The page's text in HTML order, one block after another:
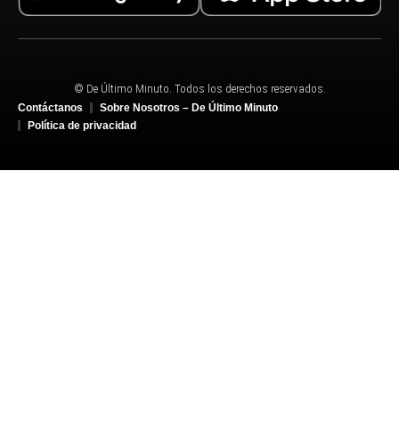
© De Último Minuto. Todos los derechos reservados.
Contáctanos
Sobre Nosotros – De Último Minuto
Política de privacidad